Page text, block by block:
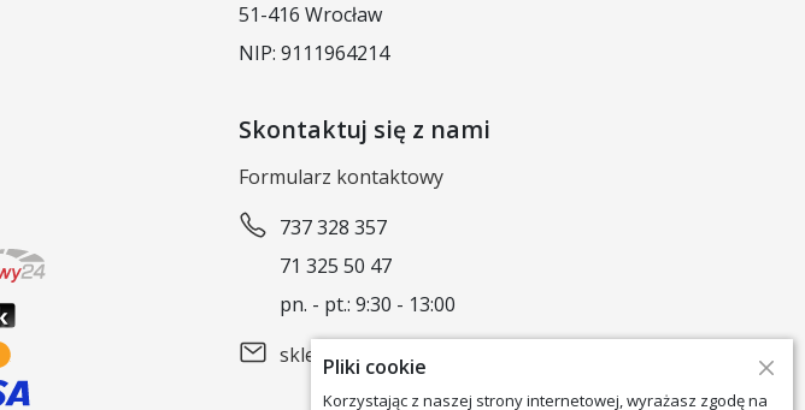
51-416 Wrocław
NIP: 9111964214
Skontaktuj się z nami
Formularz kontaktowy
737 328 357
71 325 50 47
pn. - pt.: 9:30 - 13:00
sklep@dzikizwierz.pl
Pliki cookie
Korzystając z naszej strony internetowej, wyrażasz zgodę na